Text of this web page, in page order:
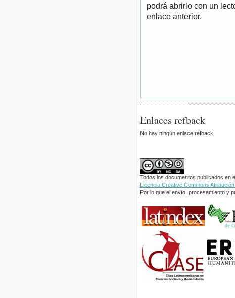
podrá abrirlo con un
enlace anterior.
Enlaces refback
No hay ningún enlace refback.
Todos los documentos publicados en
Licencia Creative Commons
Por lo que el envío, procesamiento y